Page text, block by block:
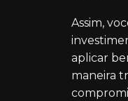
Assim,
aplicar
maneira